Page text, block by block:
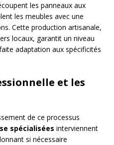
les panneaux aux
les meubles avec une
Cette production artisanale,
locaux, garantit un niveau
adaptation aux spécificités
et les
de ce processus
spécialisées interviennent
si nécessaire